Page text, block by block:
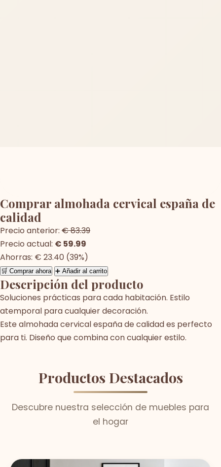
Comprar almohada cervical españa de
calidad
Precio anterior: € 83.39
Precio actual: € 59.99
Ahorras: € 23.40 (39%)
🛒 Comprar ahora ➕ Añadir al carrito
Descripción del producto
Soluciones prácticas para cada habitación. Estilo
atemporal para cualquier decoración.
Este almohada cervical españa de calidad es perfecto
para ti. Diseño que combina con cualquier estilo.
Productos Destacados
Descubre nuestra selección de muebles para
el hogar